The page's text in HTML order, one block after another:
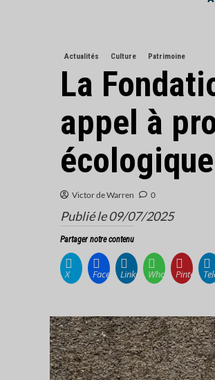
Actualités Culture Patrimoine
La
appel à
Victor de Warren 0
Publié le 09/07/2025
Partager notre contenu
X FacebookLinkedInWhatsAppPinterest